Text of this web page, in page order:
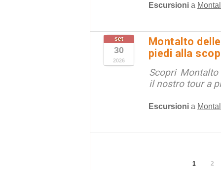
Escursioni a
set
30
2026
Montalto
piedi alla
Scopri
il nostro tour a
Escursioni a
1 2